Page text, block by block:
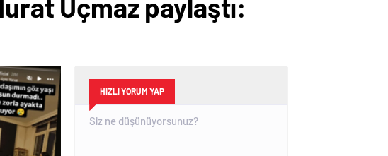
Uçmaz paylaştı:
HIZLI YORUM YAP